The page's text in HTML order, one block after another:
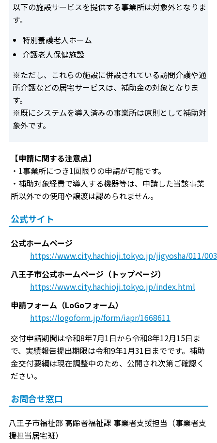
以下の施設サービスを提供する事業所は対象外となりま
す。
特別養護老人ホーム
介護老人保健施設
※ただし、これらの施設に併設されている訪問介護や通
所介護などの居宅サービスは、補助金の対象となりま
す。
※既にシステムを導入済みの事業所は原則として補助対
象外です。
【申請に関する注意点】
・1事業所につき1回限りの申請が可能です。
・補助対象経費で導入する機器等は、申請した当該事業
所以外での使用や譲渡は認められません。
公式サイト
公式ホームページ
https://www.city.hachioji.tokyo.jp/jigyosha/011/
八王子市公式ホームページ（トップページ）
https://www.city.hachioji.tokyo.jp/index.html
申請フォーム（LoGoフォーム）
https://logoform.jp/form/iapr/1668611
交付申請期間は令和8年7月1日から令和8年12月15日ま
で、実績報告提出期限は令和9年1月31日までです。補助
金交付要綱は現在調整中のため、公開され次第ご確認く
ださい。
お問合せ窓口
八王子市福祉部 高齢者福祉課 事業者支援担当（事業者支
援担当居宅班）